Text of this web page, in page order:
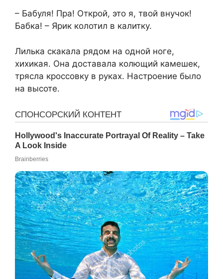
– Бабуля! Пра! Открой, это я, твой внучок!
Бабка! – Ярик колотил в калитку.
Лилька скакала рядом на одной ноге,
хихикая. Она доставала колющий камешек,
трясла кроссовку в руках. Настроение было
на высоте.